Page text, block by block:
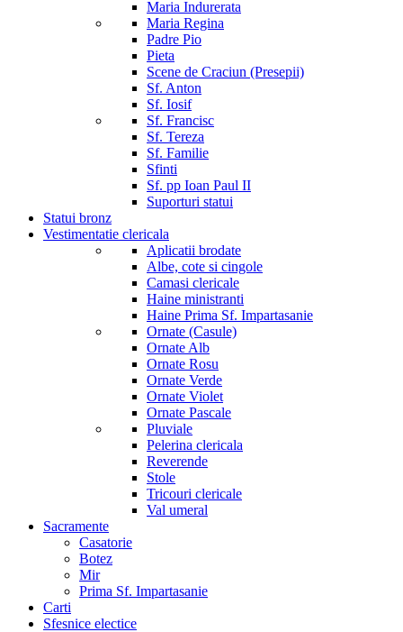
Maria Indurerata
Maria Regina
Padre Pio
Pieta
Scene de Craciun (Presepii)
Sf. Anton
Sf. Iosif
Sf. Francisc
Sf. Tereza
Sf. Familie
Sfinti
Sf. pp Ioan Paul II
Suporturi statui
Statui bronz
Vestimentatie clericala
Aplicatii brodate
Albe, cote si cingole
Camasi clericale
Haine ministranti
Haine Prima Sf. Impartasanie
Ornate (Casule)
Ornate Alb
Ornate Rosu
Ornate Verde
Ornate Violet
Ornate Pascale
Pluviale
Pelerina clericala
Reverende
Stole
Tricouri clericale
Val umeral
Sacramente
Casatorie
Botez
Mir
Prima Sf. Impartasanie
Carti
Sfesnice electice